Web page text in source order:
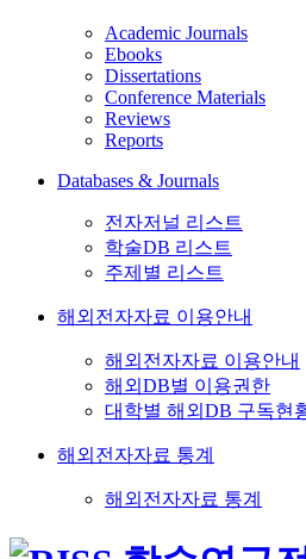
Academic Journals
Ebooks
Dissertations
Conference Materials
Reviews
Reports
Databases & Journals
전자저널 리스트
학술DB 리스트
주제별 리스트
해외전자자료 이용안내
해외전자자료 이용안내
해외DB별 이용권한
대학별 해외DB 구독현
해외전자자료 통계
해외전자자료 통계